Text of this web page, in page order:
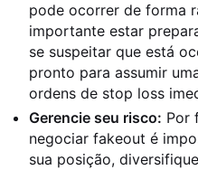
pode ocorrer de forma
importante estar
se suspeitar que está
pronto para assumir
ordens de stop loss
Gerencie seu risco: Por
negociar fakeout é
sua posição,